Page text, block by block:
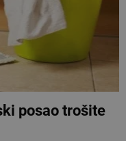
posao trošite